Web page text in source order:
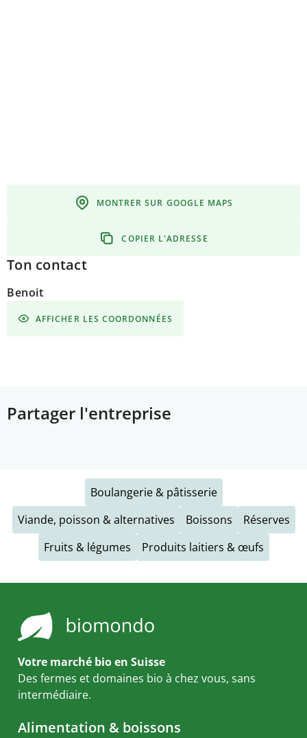
MONTRER SUR GOOGLE MAPS
COPIER L'ADRESSE
Ton contact
Benoit
AFFICHER LES COORDONNÉES
Partager l'entreprise
Boulangerie & pâtisserie
Viande, poisson & alternatives
Boissons
Réserves
Fruits & légumes
Produits laitiers & œufs
Votre marché bio en Suisse
Des fermes et domaines bio à chez vous, sans
intermédiaire.
Alimentation & boissons